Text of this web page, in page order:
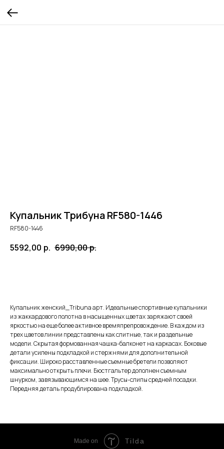
Купальник Трибуна RF580-1446
RF580-1446
5592,00 р. 6990,00р.
Купальник женский_Tribuna арт. Идеальные спортивные купальники
из жаккардового полотна в насыщенных цветах заряжают своей
яркостью на еще более активное времяпрепровождение. В каждом из
трех цветов линии представлены как слитные, так и раздельные
модели. Скрытая формованная чашка-балконет на каркасах. Боковые
детали усилены подкладкой и стержнями для дополнительной
фиксации. Широко расставленные съемные бретели позволяют
максимально открыть плечи. Бюстгальтер дополнен съемным
шнурком, завязывающимся на шее. Трусы-слипы средней посадки.
Передняя деталь продублирована подкладкой.
Made on Tilda